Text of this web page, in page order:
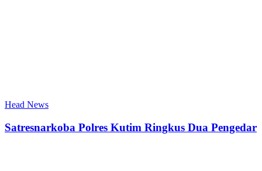
Head News
Satresnarkoba Polres Kutim Ringkus Dua Pengedar